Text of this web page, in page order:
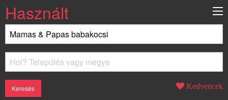
Használt
Kedvencek